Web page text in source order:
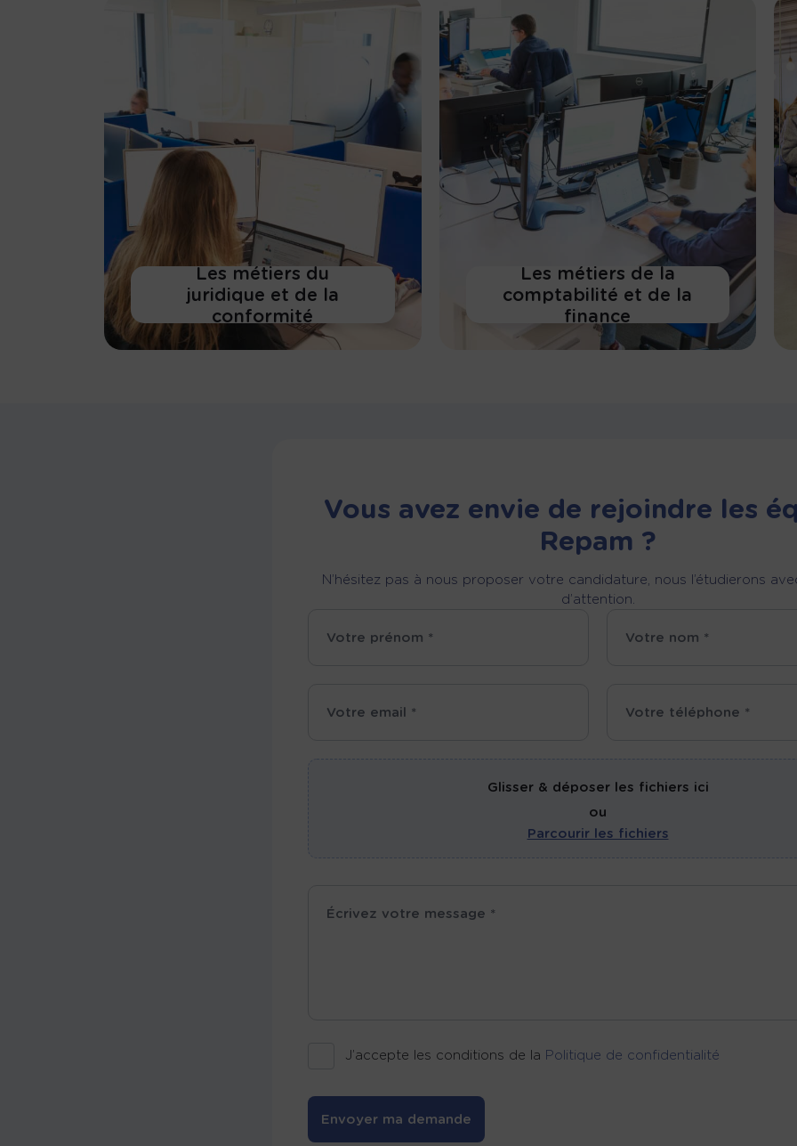
Les métiers du
juridique et de la
conformité
Les métiers de la
comptabilité et de la
finance
Vous avez envie de rejoindre les
Repam ?
N’hésitez pas à nous proposer votre candidature, nous l’étudierons
d’attention.
Glisser & déposer les fichiers ici
ou
Parcourir les fichiers
J’accepte les conditions de la Politique de confidentialité
Envoyer ma demande